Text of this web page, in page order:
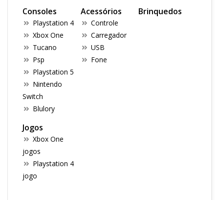
Consoles
Playstation 4
Xbox One
Tucano
Psp
Playstation 5
Nintendo
Switch
Blulory
Acessórios
Controle
Carregador
USB
Fone
Brinquedos
Jogos
Xbox One
jogos
Playstation 4
jogo